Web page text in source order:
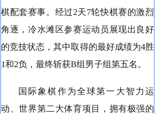
棋配套赛事。经过2天7轮快棋赛的激烈
角逐，冷水滩区参赛运动员展现出良好
的竞技状态，其中取得的最好成绩为4胜
1和2负，最终斩获B组男子组第五名。
国际象棋作为全球第一大智力运
动、世界第二大体育项目，拥有极强的